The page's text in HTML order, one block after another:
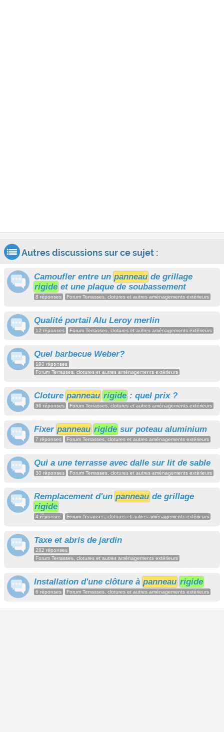
Autres discussions sur ce sujet :
Camoufler entre un panneau de grillage
rigide et une plaque de soubassement
8 réponses Forum Terrasses, clotures et autres aménagements extérieurs
Qualité portail Alu Leroy merlin
12 réponses Forum Terrasses, clotures et autres aménagements extérieurs
Quel barbecue Weber?
190 réponses
Forum Terrasses, clotures et autres aménagements extérieurs
Cloture panneau rigide : quel prix ?
36 réponses Forum Terrasses, clotures et autres aménagements extérieurs
Fixer panneau rigide sur poteau aluminium
7 réponses Forum Terrasses, clotures et autres aménagements extérieurs
Qui a une terrasse avec dalle sur lit de sable
30 réponses Forum Terrasses, clotures et autres aménagements extérieurs
Remplacement d'un panneau de grillage
rigide
4 réponses Forum Terrasses, clotures et autres aménagements extérieurs
Taxe et abris de jardin
282 réponses
Forum Terrasses, clotures et autres aménagements extérieurs
Installation d'une clôture à panneau rigide
6 réponses Forum Terrasses, clotures et autres aménagements extérieurs